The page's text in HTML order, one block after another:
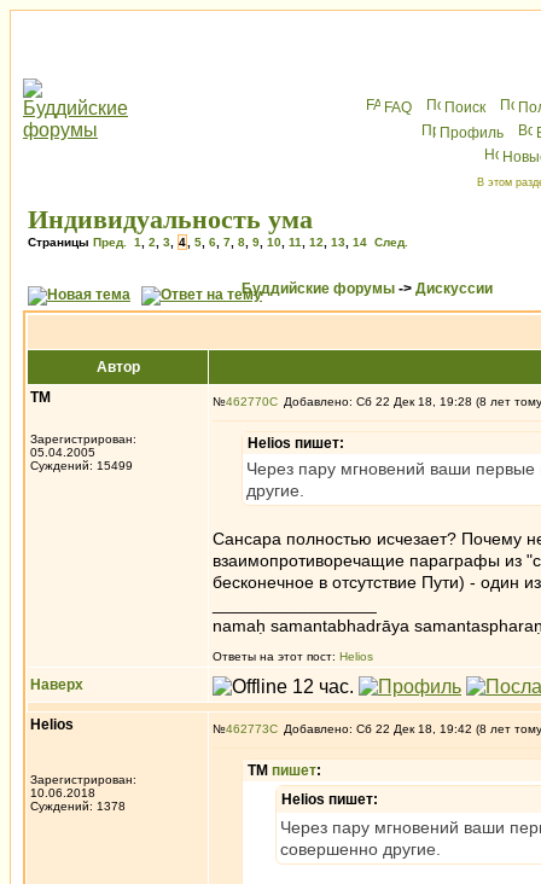
FAQ Поиск
Профиль
В этом
Индивидуальность ума
Страницы Пред. 1 2 3 4 5 6 7 8 9 10 11 12 13 14 След.
Буддийские форумы -> Дискуссии
Автор
ТМ
Зарегистрирован:
05.04.2005
Суждений: 15499
№462770 Добавлено: Сб 22 Дек 18, 19:28 (8 лет
Helios пишет:
Через пару мгновений ваши первые
другие.
Сансара полностью исчезает? Почему
взаимопротиворечащие параграфы из
бесконечное в отсутствие Пути) - один
namaḥ samantabhadrāya
Ответы на этот пост: Helios
Наверх
Helios
Зарегистрирован:
10.06.2018
Суждений: 1378
№462773 Добавлено: Сб 22 Дек 18, 19:42 (8 лет
ТМ пишет:
Helios пишет:
Через пару мгновений ваши
совершенно другие.